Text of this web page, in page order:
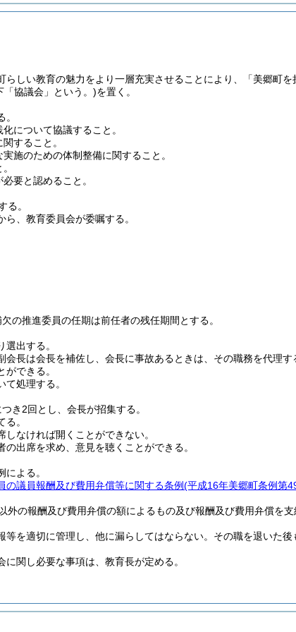
らしい教育の魅力をより一層充実させることにより、「美郷町
「協議会」という。)を置く。
について協議すること。
すること。
施のための体制整備に関すること。
要と認めること。
る。
ら、教育委員会が委嘱する。
の推進委員の任期は前任者の残任期間とする。
出する。
長は会長を補佐し、会長に事故あるときは、その職務を代理す
できる。
処理する。
き2回とし、会長が招集する。
。
なければ開くことができない。
出席を求め、意見を聴くことができる。
よる。
の議員報酬及び費用弁償等に関する条例(平成16年美郷町条例第
外の報酬及び費用弁償の額によるもの及び報酬及び費用弁償を
を適切に管理し、他に漏らしてはならない。 その職を退いた後
関し必要な事項は、教育長が定める。